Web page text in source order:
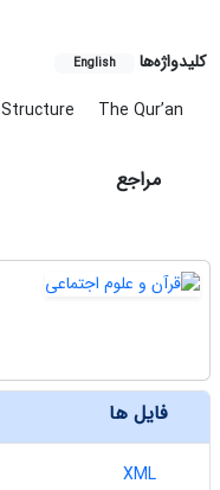
کلیدواژه‌ها English
Structure
The Qur’an
مراجع
فایل ها
XML